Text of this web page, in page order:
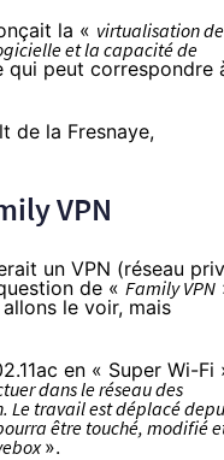
la « virtualisation
et la capacité de
qui peut correspondre
de la Fresnaye,
VPN
un VPN (réseau
de « FamilyVPN
le voir, mais
en « Super Wi-Fi
dans le réseau des
Le travail est déplacé
être touché, modifié
».